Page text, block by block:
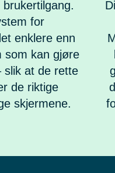
for
enklere enn
som kan gjøre
slik at de rette
de riktige
skjermene.